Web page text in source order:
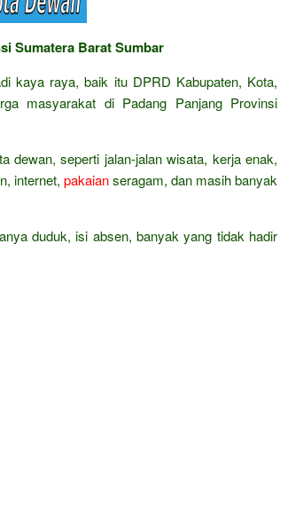
Sumatera Barat Sumbar
kaya raya, baik itu DPRD Kabupaten, Kota,
masyarakat di Padang Panjang Provinsi
dewan, seperti jalan-jalan wisata, kerja enak,
internet, pakaianseragam, dan masih banyak
duduk, isi absen, banyak yang tidak hadir